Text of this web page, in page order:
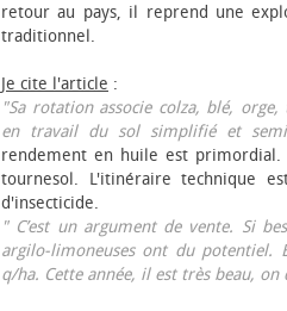
retour au pays, il reprend une
traditionnel.
Je cite l'article :
"Sa rotation associe colza, blé,
en travail du sol simplifié et
rendement en huile est primordial.
tournesol. L'itinéraire technique
d'insecticide.
" C’est un argument de vente. Si
argilo-limoneuses ont du potentiel.
q/ha. Cette année, il est très beau,